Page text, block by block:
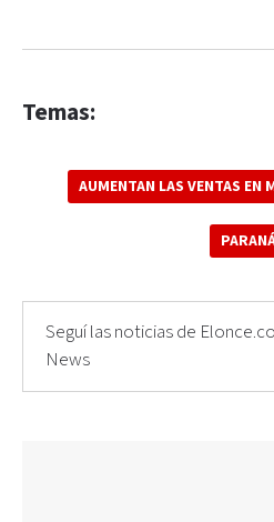
Temas:
AUMENTAN LAS VENTAS EN
Seguí las noticias de
News